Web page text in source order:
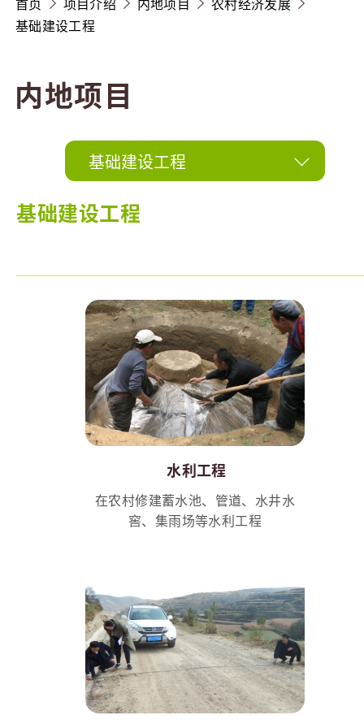
基础建设工程
内地项目
基础建设工程
基础建设工程
水利工程
在农村修建蓄水池、管道、水井水
窖、集雨场等水利工程